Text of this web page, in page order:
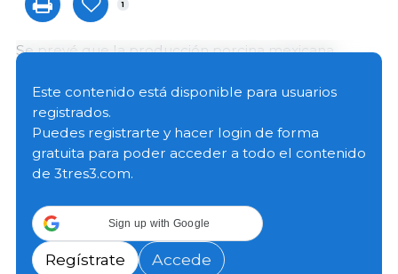
1
Se prevé que la producción porcina mexicana
en 2026. Un factor determinante para este aumento
son las inversiones en mejora genética y de
bioseguridad en los últimos años.
Se espera que el beneficio y la producción de carne
toneladas (Mt) de carne de cerdo, respectivamente.
Los precios de mercado favorables, la estabilidad de
los costos de producción y la mejora genética
Este contenido está disponible para usuarios
registrados.
Puedes registrarte y hacer login de forma
gratuita para poder acceder a todo el contenido
de 3tres3.com.
Sign up with Google
Regístrate Accede